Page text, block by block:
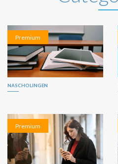
Premium
NASCHOLINGEN
Premium